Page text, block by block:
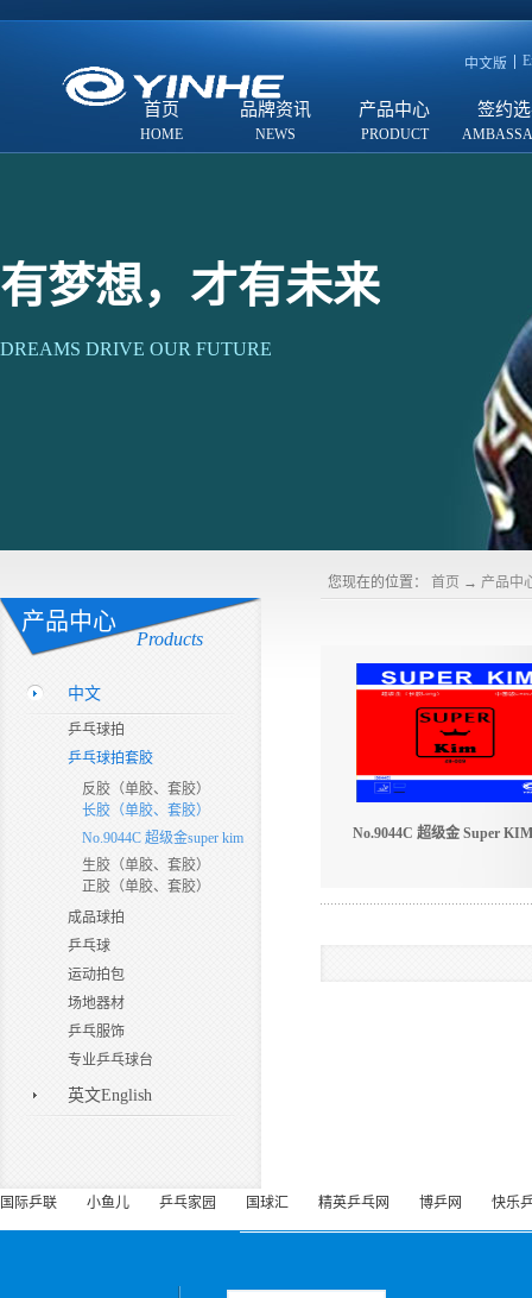
中文版
首页 品牌资讯 产品中心 签约
有梦想，才有未来
DREAMS DRIVE OUR FUTURE
产品中心
Products
中文
乒乓球拍
乒乓球拍套胶
反胶（单胶、套胶）
长胶（单胶、套胶）
No.9044C 超级金super kim
生胶（单胶、套胶）
正胶（单胶、套胶）
成品球拍
乒乓球
运动拍包
场地器材
乒乓服饰
专业乒乓球台
英文English
您现在的位置： 首页 → 产品中
No.9044C 超级金 Super
国际乒联 小鱼儿 乒乓家园 国球汇 精英乒乓网 博乒网 快乐